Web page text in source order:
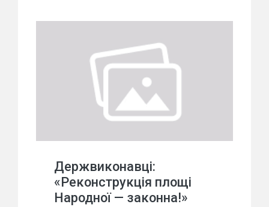
Держвиконавці:
«Реконструкція площі
Народної — законна!»